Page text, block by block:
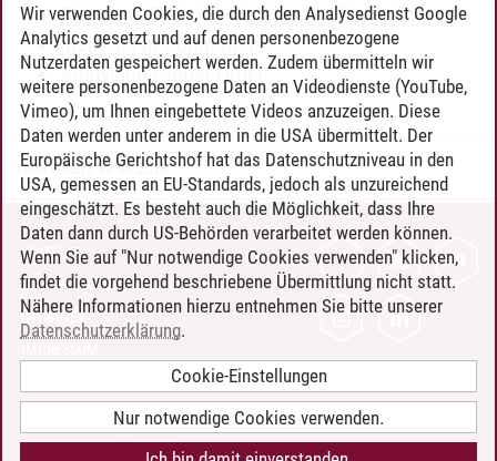
Planning, Decision-Making and Reflection
Methods in Comparison
Analysing Global Order
Timo Leder/30.06.2024
KONTAKT
LEUPHANA ALS ARBEITGEBER
INTRANET
BARRIEREFREIHEIT
COOKIE-EINSTELLUNGEN
Wir verwenden Cookies, die durch den Analysedienst Google
Analytics gesetzt und auf denen personenbezogene
Nutzerdaten gespeichert werden. Zudem übermitteln wir
weitere personenbezogene Daten an Videodienste (YouTube,
Vimeo), um Ihnen eingebettete Videos anzuzeigen. Diese
Daten werden unter anderem in die USA übermittelt. Der
Europäische Gerichtshof hat das Datenschutzniveau in den
USA, gemessen an EU-Standards, jedoch als unzureichend
eingeschätzt. Es besteht auch die Möglichkeit, dass Ihre
Daten dann durch US-Behörden verarbeitet werden können.
Wenn Sie auf "Nur notwendige Cookies verwenden" klicken,
findet die vorgehend beschriebene Übermittlung nicht statt.
Nähere Informationen hierzu entnehmen Sie bitte unserer
Datenschutzerklärung.
Cookie-Einstellungen
Nur notwendige Cookies verwenden.